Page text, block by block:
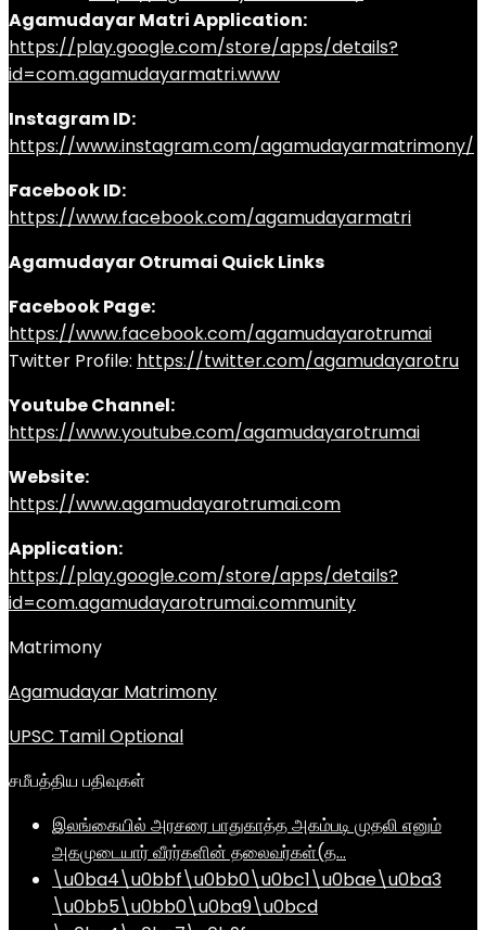
Agamudayar Matri Application:
https://play.google.com/store/apps/details?
id=com.agamudayarmatri.www
Instagram ID:
https://www.instagram.com/agamudayarmatrimony/
Facebook ID:
https://www.facebook.com/agamudayarmatri
Agamudayar Otrumai Quick Links
Facebook Page:
https://www.facebook.com/agamudayarotrumai
Twitter Profile: https://twitter.com/agamudayarotru
Youtube Channel:
https://www.youtube.com/agamudayarotrumai
Website:
https://www.agamudayarotrumai.com
Application:
https://play.google.com/store/apps/details?
id=com.agamudayarotrumai.community
Matrimony
Agamudayar Matrimony
UPSC Tamil Optional
சமீபத்திய பதிவுகள்
இலங்கையில் அரசரை பாதுகாத்த அகம்படி முதலி எனும்
அகமுடையார் வீரர்களின் தலைவர்கள்(த…
\u0ba4\u0bbf\u0bb0\u0bc1\u0bae\u0ba3
\u0bb5\u0bb0\u0ba9\u0bcd